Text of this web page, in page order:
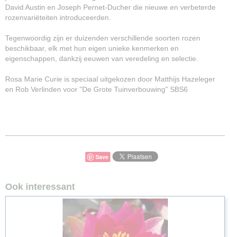
David Austin en Joseph Pernet-Ducher die nieuwe en verbeterde
rozenvariëteiten introduceerden.
Tegenwoordig zijn er duizenden verschillende soorten rozen
beschikbaar, elk met hun eigen unieke kenmerken en
eigenschappen, dankzij eeuwen van veredeling en selectie.
Rosa Marie Curie is speciaal uitgekozen door Matthijs Hazeleger
en Rob Verlinden voor "De Grote Tuinverbouwing" SBS6
Save
Ook interessant